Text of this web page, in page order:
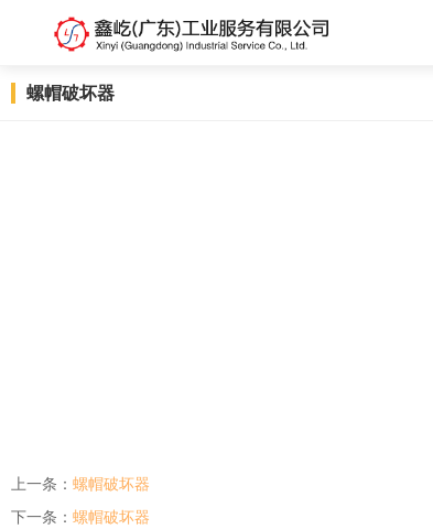
螺帽破坏器
上一条： 螺帽破坏器
下一条： 螺帽破坏器